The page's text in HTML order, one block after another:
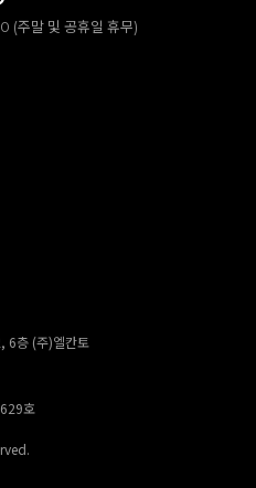
(주말 및 공휴일 휴무)
6층 (주)엘칸토
호